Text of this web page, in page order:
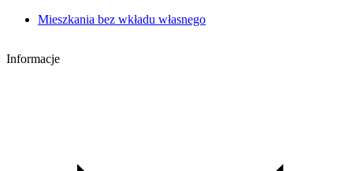
Mieszkania bez wkładu własnego
Informacje